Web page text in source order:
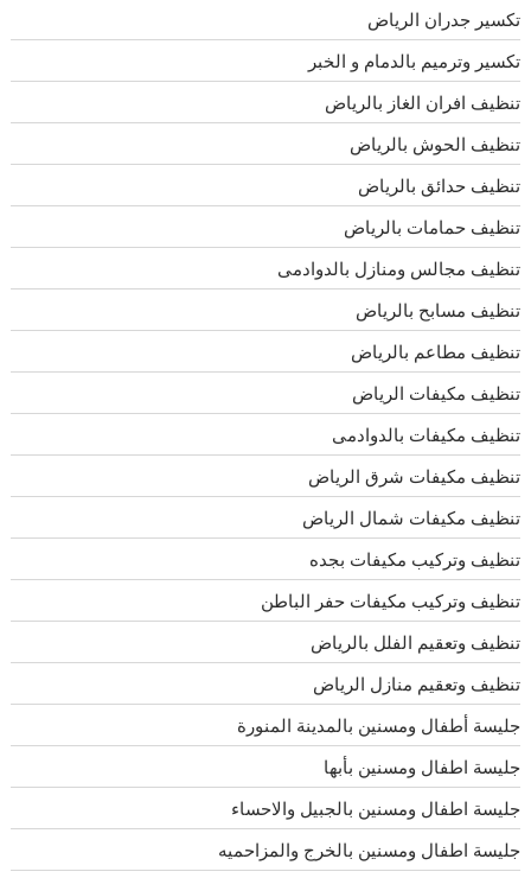
تكسير جدران الرياض
تكسير وترميم بالدمام و الخبر
تنظيف افران الغاز بالرياض
تنظيف الحوش بالرياض
تنظيف حدائق بالرياض
تنظيف حمامات بالرياض
تنظيف مجالس ومنازل بالدوادمى
تنظيف مسابح بالرياض
تنظيف مطاعم بالرياض
تنظيف مكيفات الرياض
تنظيف مكيفات بالدوادمى
تنظيف مكيفات شرق الرياض
تنظيف مكيفات شمال الرياض
تنظيف وتركيب مكيفات بجده
تنظيف وتركيب مكيفات حفر الباطن
تنظيف وتعقيم الفلل بالرياض
تنظيف وتعقيم منازل الرياض
جليسة أطفال ومسنين بالمدينة المنورة
جليسة اطفال ومسنين بأبها
جليسة اطفال ومسنين بالجبيل والاحساء
جليسة اطفال ومسنين بالخرج والمزاحميه